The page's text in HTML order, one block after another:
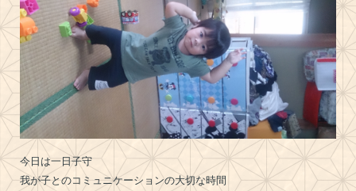
今日は一日子守
我が子とのコミュニケーションの大切な時間